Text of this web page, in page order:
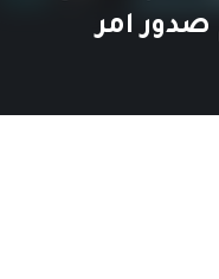
صدور امر